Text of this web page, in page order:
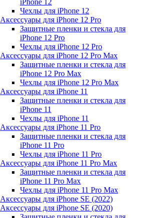
Чехлы для iPhone 12
Аксессуары для iPhone 12 Pro
Защитные пленки и стекла для
iPhone 12 Pro
Чехлы для iPhone 12 Pro
Аксессуары для iPhone 12 Pro Max
Защитные пленки и стекла для
iPhone 12 Pro Max
Чехлы для iPhone 12 Pro Max
Аксессуары для iPhone 11
Защитные пленки и стекла для
iPhone 11
Чехлы для iPhone 11
Аксессуары для iPhone 11 Pro
Защитные пленки и стекла для
iPhone 11 Pro
Чехлы для iPhone 11 Pro
Аксессуары для iPhone 11 Pro Max
Защитные пленки и стекла для
iPhone 11 Pro Max
Чехлы для iPhone 11 Pro Max
Аксессуары для iPhone SE (2022)
Аксессуары для iPhone SE (2020)